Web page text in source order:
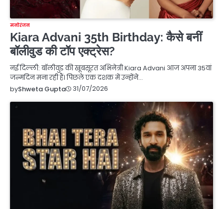
मनोरंजन
Kiara Advani 35th Birthday: कैसे बनीं
बॉलीवुड की टॉप एक्ट्रेस?
नई दिल्ली: बॉलीवुड की खूबसूरत अभिनेत्री Kiara Advani आज अपना 35वां
जन्मदिन मना रही हैं। पिछले एक दशक में उन्होंने…
byShweta Gupta 31/07/2026